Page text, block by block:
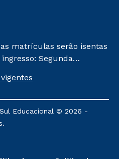
matrículas serão isentas
Segunda
de matrícula será de R$
aos cursos: Ensino
Docência e Metodologia
Atuais.
Educacional © 2026 -